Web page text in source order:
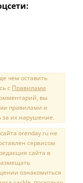
чем оставить
с Правилами
вы
правилами и
за их нарушение.
orenday.ru не
сервисом
сайта в
ознакомиться